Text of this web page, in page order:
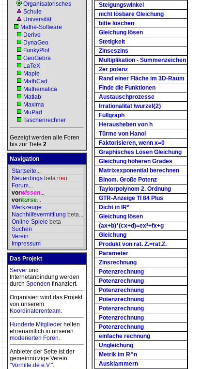
Organisatorisches
Schule
Universität
Mathe-Software
Derive
DynaGeo
FunkyPlot
GeoGebra
LaTeX
Maple
MathCad
Mathematica
Matlab
Maxima
MuPad
Taschenrechner
Gezeigt werden alle Foren
bis zur Tiefe 2
Navigation
Startseite...
Neuerdings beta neu
Forum...
vorwissen...
vorkurse...
Werkzeuge...
Nachhilfevermittlung beta...
Online-Spiele beta
Suchen
Verein...
Impressum
Das Projekt
Server und
Internetanbindung werden
durch Spenden finanziert.
Organisiert wird das Projekt
von unserem
Koordinatorenteam.
Hunderte Mitglieder helfen
ehrenamtlich in unseren
moderierten Foren.
Anbieter der Seite ist der
gemeinnützige Verein
"Vorhilfe.de e.V.".
Steigungswinkel
nicht lösbare Gleichung
bitte löschen
Gleichung lösen
Stetigkeit
Zinseszins
Multiplikation - Summenzeichen
2er potenz
Rand einer Fläche im 3D-Raum
Finde die Funktionen
Austauschprozesse
Irrationalität \wurzel{2}
Füllgraph
Herausheben von h
Türme von Hanoi
Faktorisieren, wenn x=0
Graphisches Lösen Gleichung
Gleichung höheren Grades
Matrixexponential berechnen
Binom. Große Potenz
Taylorpolynom 2. Ordnung
GTR-Anzeige TI 84 Plus
Dicht in IR*
Gleichung lösen
(ax+b)*(cx+d)=ex²+fx+g
Gleichung
Produkt von rat. Z.=rat.Z.
Parameter
Zinsrechnung
Potenzrechnung
Potenzrechnung
Potenzrechnung
Potenzrechnung
Potenzrechnung
Potenzrechnung
Potenzrechnung
einfache rechnung
Ungleichung
Metrik im R^n
Ausklammern